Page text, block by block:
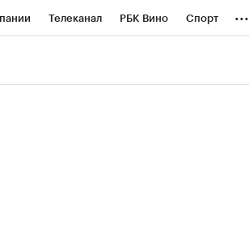
Телеканал РБК Вино Спорт ...